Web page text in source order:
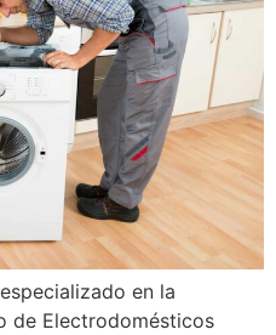
en la
de Electrodomésticos